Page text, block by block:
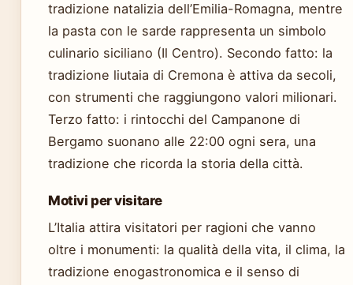
tradizione natalizia dell’Emilia-Romagna, mentre
la pasta con le sarde rappresenta un simbolo
culinario siciliano (Il Centro). Secondo fatto: la
tradizione liutaia di Cremona è attiva da secoli,
con strumenti che raggiungono valori milionari.
Terzo fatto: i rintocchi del Campanone di
Bergamo suonano alle 22:00 ogni sera, una
tradizione che ricorda la storia della città.
Motivi per visitare
L’Italia attira visitatori per ragioni che vanno
oltre i monumenti: la qualità della vita, il clima, la
tradizione enogastronomica e il senso di